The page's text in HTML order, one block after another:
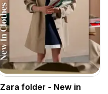
Zara folder - New in